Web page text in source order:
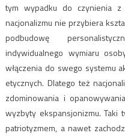
tym wypadku do czynienia z
nacjonalizmu nie przybiera
podbudowę
indywidualnego wymiaru
włączenia do swego systemu
etycznych. Dlatego też
zdominowania i
wyzbyty ekspansjonizmu.
patriotyzmem, a nawet